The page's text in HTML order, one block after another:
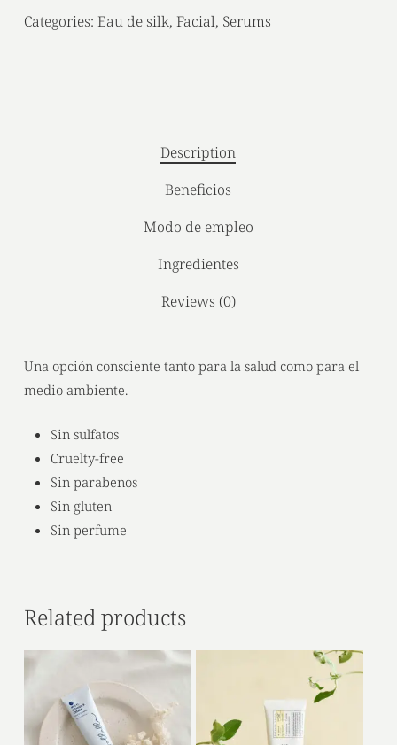
Categories: Eau de silk, Facial, Serums
Description
Beneficios
Modo de empleo
Ingredientes
Reviews (0)
Una opción consciente tanto para la salud como para el
medio ambiente.
Sin sulfatos
Cruelty-free
Sin parabenos
Sin gluten
Sin perfume
Related products